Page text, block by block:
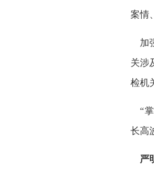
案情
加
关涉
检机
“掌
长高
严